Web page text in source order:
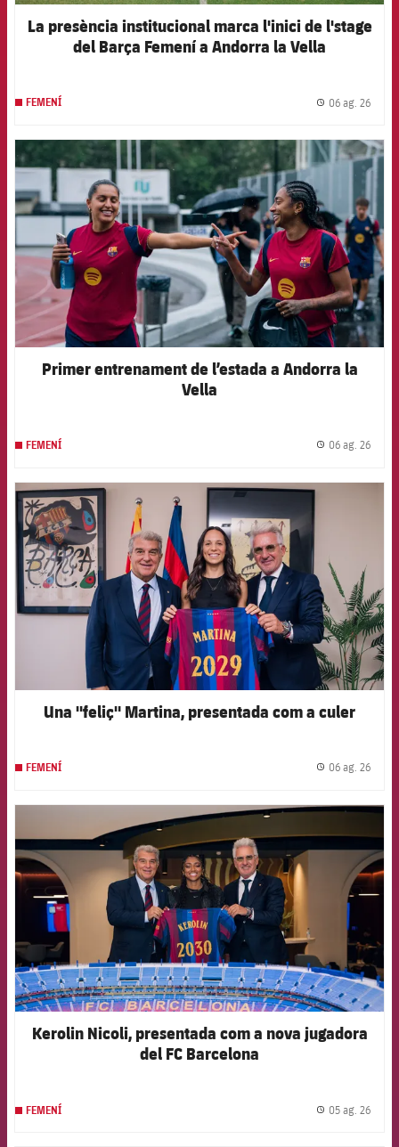
La presència institucional marca l'inici de l'stage
del Barça Femení a Andorra la Vella
FEMENÍ 06 ag. 26
FCB Barcelona badge
Primer entrenament de l’estada a Andorra la
Vella
FEMENÍ 06 ag. 26
FCB Barcelona badge
Una "feliç" Martina, presentada com a culer
FEMENÍ 06 ag. 26
FCB Barcelona badge
Kerolin Nicoli, presentada com a nova jugadora
del FC Barcelona
FEMENÍ 05 ag. 26